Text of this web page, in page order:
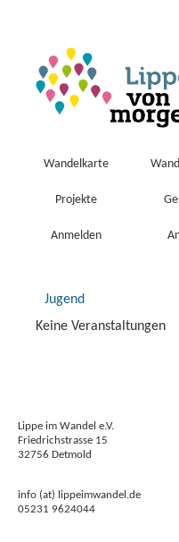
Wandelkarte
Projekte
Anmelden
Jugend
Keine Veranstaltungen
Lippe im Wandel e.V.
Friedrichstrasse 15
32756 Detmold
info (at) lippeimwandel.de
05231 9624044